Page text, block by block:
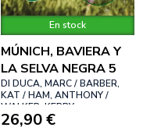
En stock
MÚNICH, BAVIERA Y
LA SELVA NEGRA 5
DI DUCA, MARC / BARBER,
KAT / HAM, ANTHONY /
WALKER, KERRY
26,90 €